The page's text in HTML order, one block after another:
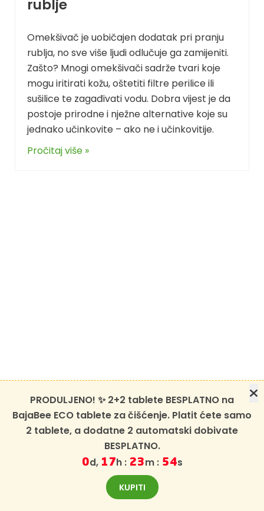
rublje
Omekšivač je uobičajen dodatak pri pranju
rublja, no sve više ljudi odlučuje ga zamijeniti.
Zašto? Mnogi omekšivači sadrže tvari koje
mogu iritirati kožu, oštetiti filtre perilice ili
sušilice te zagađivati vodu. Dobra vijest je da
postoje prirodne i nježne alternative koje su
jednako učinkovite – ako ne i učinkovitije.
Pročitaj više »
PRODULJENO! ✨ 2+2 tablete BESPLATNO na
BajaBee ECO tablete za čišćenje. Platit ćete samo
2 tablete, a dodatne 2 automatski dobivate
BESPLATNO.
0d, 17h :23m :52s
KUPITI